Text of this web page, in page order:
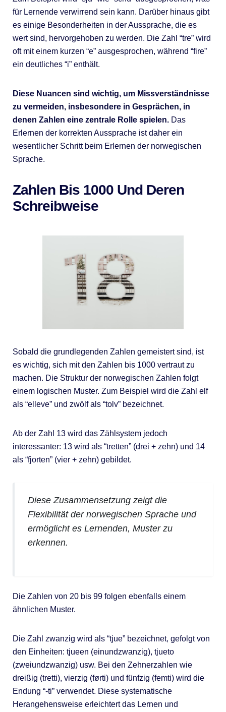
für Lernende verwirrend sein kann. Darüber hinaus gibt
es einige Besonderheiten in der Aussprache, die es
wert sind, hervorgehoben zu werden. Die Zahl “tre” wird
oft mit einem kurzen “e” ausgesprochen, während “fire”
ein deutliches “i” enthält.
Diese Nuancen sind wichtig, um Missverständnisse
zu vermeiden, insbesondere in Gesprächen, in
denen Zahlen eine zentrale Rolle spielen.Das
Erlernen der korrekten Aussprache ist daher ein
wesentlicher Schritt beim Erlernen der norwegischen
Sprache.
Zahlen Bis 1000 Und Deren
Schreibweise
Sobald die grundlegenden Zahlen gemeistert sind, ist
es wichtig, sich mit den Zahlen bis 1000 vertraut zu
machen. Die Struktur der norwegischen Zahlen folgt
einem logischen Muster. Zum Beispiel wird die Zahl elf
als “elleve” und zwölf als “tolv” bezeichnet.
Ab der Zahl 13 wird das Zählsystem jedoch
interessanter: 13 wird als “tretten” (drei + zehn) und 14
als “fjorten” (vier + zehn) gebildet.
Diese Zusammensetzung zeigt die
Flexibilität der norwegischen Sprache und
ermöglicht es Lernenden, Muster zu
erkennen.
Die Zahlen von 20 bis 99 folgen ebenfalls einem
ähnlichen Muster.
Die Zahl zwanzig wird als “tjue” bezeichnet, gefolgt von
den Einheiten: tjueen (einundzwanzig), tjueto
(zweiundzwanzig) usw. Bei den Zehnerzahlen wie
dreißig (tretti), vierzig (førti) und fünfzig (femti) wird die
Endung “-ti” verwendet. Diese systematische
Herangehensweise erleichtert das Lernen und